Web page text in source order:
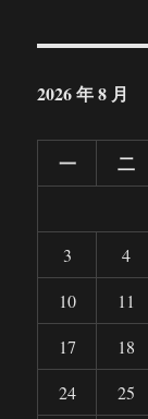
2026 年 8 月
一 二
3
4
10
11
17
18
24
25